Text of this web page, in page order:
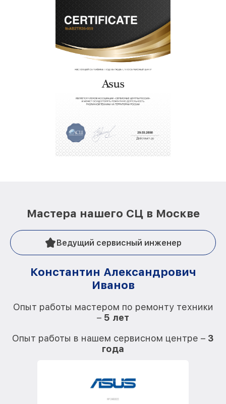
Мастера нашего СЦ в Москве
Ведущий сервисный инженер
Константин Александрович
Иванов
Опыт работы мастером по ремонту техники
– 5 лет
Опыт работы в нашем сервисном центре – 3
года